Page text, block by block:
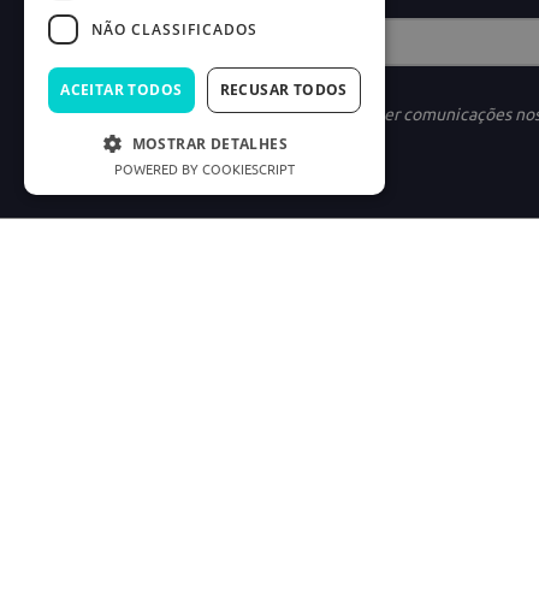
Ao se cadastrar, você concorda em receber comunicações
NÃO CLASSIFICADOS
ACEITAR TODOS RECUSAR TODOS
MOSTRAR DETALHES
POWERED BY COOKIESCRIPT